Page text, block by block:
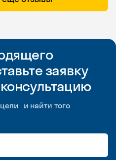
заявку
и найти того